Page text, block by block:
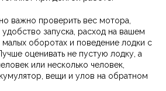
важно проверить вес мотора,
запуска, расход на вашем
оборотах и поведение лодки с
оценивать не пустую лодку, а
или несколько человек,
вещи и улов на обратном